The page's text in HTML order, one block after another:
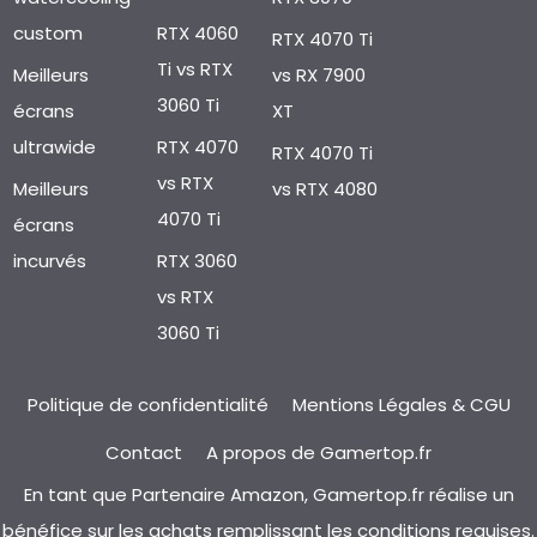
custom
Meilleurs
écrans
ultrawide
Meilleurs
écrans
incurvés
RTX 4060
Ti vs RTX
3060 Ti
RTX 4070
vs RTX
4070 Ti
RTX 3060
vs RTX
3060 Ti
RTX 4070 Ti
vs RX 7900
XT
RTX 4070 Ti
vs RTX 4080
Politique de confidentialité
Mentions Légales & CGU
Contact
A propos de Gamertop.fr
En tant que Partenaire Amazon, Gamertop.fr réalise un
bénéfice sur les achats remplissant les conditions requises.